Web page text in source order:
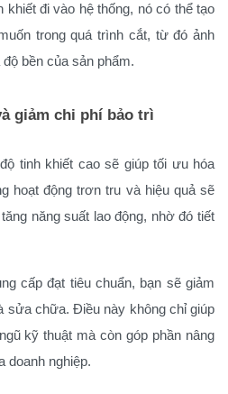
khiết đi vào hệ thống, nó có thể tạo
trong quá trình cắt, từ đó ảnh
bền của sản phẩm.
giảm chi phí bảo trì
tinh khiết cao sẽ giúp tối ưu hóa
hoạt động trơn tru và hiệu quả sẽ
năng suất lao động, nhờ đó tiết
cấp đạt tiêu chuẩn, bạn sẽ giảm
sửa chữa. Điều này không chỉ giúp
kỹ thuật mà còn góp phần nâng
doanh nghiệp.